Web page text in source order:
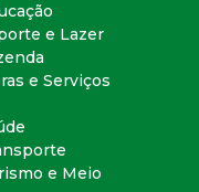
e Lazer
e Serviços
e Meio